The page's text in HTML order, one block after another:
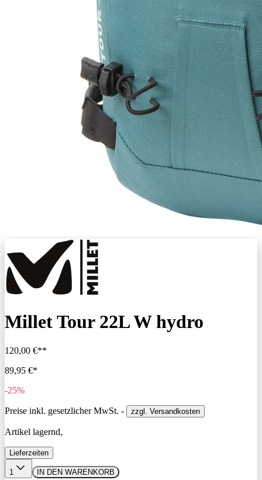
Millet Tour 22L W hydro
120,00 €**
89,95 €*
-25%
Preise inkl. gesetzlicher MwSt. - zzgl. Versandkosten
Artikel lagernd,
Lieferzeiten
1 IN DEN WARENKORB